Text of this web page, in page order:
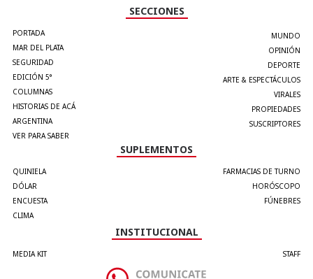
SECCIONES
PORTADA
MAR DEL PLATA
SEGURIDAD
EDICIÓN 5°
COLUMNAS
HISTORIAS DE ACÁ
ARGENTINA
VER PARA SABER
MUNDO
OPINIÓN
DEPORTE
ARTE & ESPECTÁCULOS
VIRALES
PROPIEDADES
SUSCRIPTORES
SUPLEMENTOS
QUINIELA
DÓLAR
ENCUESTA
CLIMA
FARMACIAS DE TURNO
HORÓSCOPO
FÚNEBRES
INSTITUCIONAL
MEDIA KIT STAFF